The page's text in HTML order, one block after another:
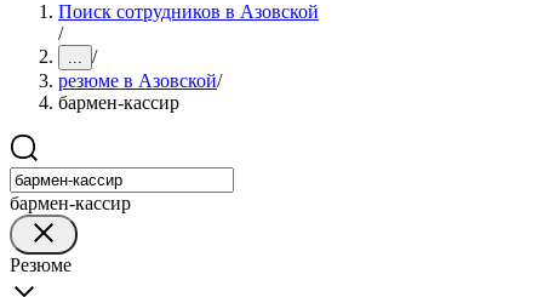
Поиск сотрудников в Азовской
/
... /
резюме в Азовской/
бармен-кассир
бармен-кассир
Резюме